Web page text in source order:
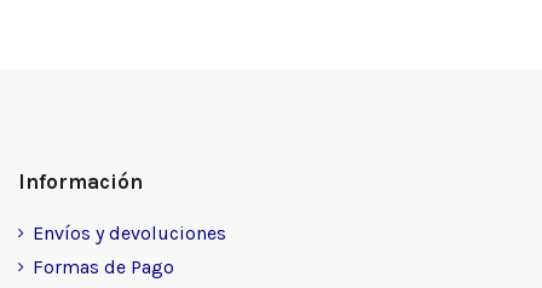
Información
Envíos y devoluciones
Formas de Pago